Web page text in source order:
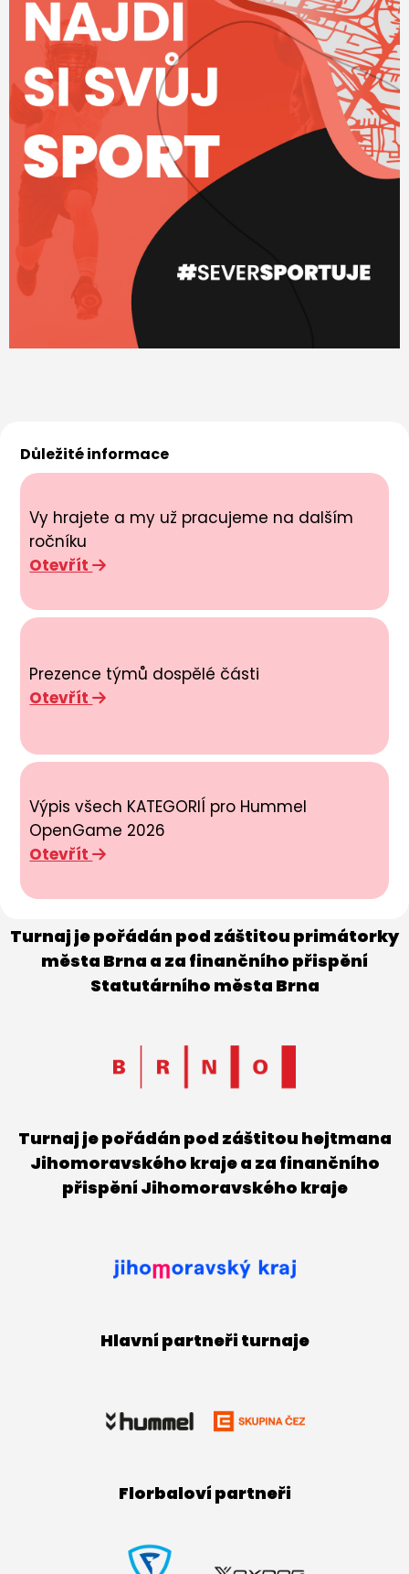
Důležité informace
Vy hrajete a my už pracujeme na dalším
ročníku
Otevřít
Prezence týmů dospělé části
Otevřít
Výpis všech KATEGORIÍ pro Hummel
OpenGame 2026
Otevřít
Turnaj je pořádán pod záštitou primátorky
města Brna a za finančního přispění
Statutárního města Brna
Turnaj je pořádán pod záštitou hejtmana
Jihomoravského kraje a za finančního
přispění Jihomoravského kraje
Hlavní partneři turnaje
Florbaloví partneři